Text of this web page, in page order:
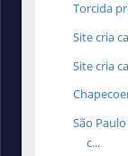
Torcida
Site cria
Site cria
São
c...